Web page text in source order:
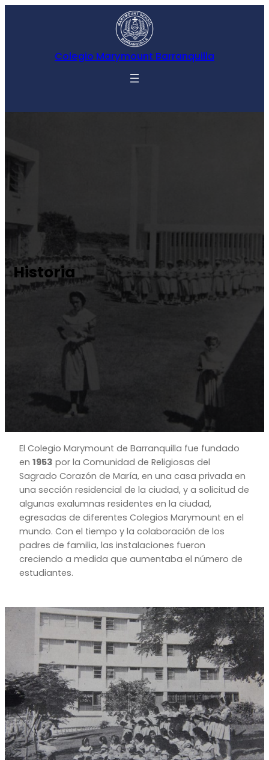
Colegio Marymount Barranquilla
Historia
El Colegio Marymount de Barranquilla fue fundado
en 1953 por la Comunidad de Religiosas del
Sagrado Corazón de María, en una casa privada en
una sección residencial de la ciudad, y a solicitud de
algunas exalumnas residentes en la ciudad,
egresadas de diferentes Colegios Marymount en el
mundo. Con el tiempo y la colaboración de los
padres de familia, las instalaciones fueron
creciendo a medida que aumentaba el número de
estudiantes.